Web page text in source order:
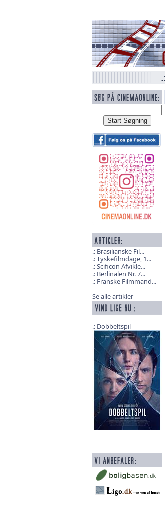
Brasilianske Fil...
Tyskefilmdage, 1...
Scificon Afvikle...
Berlinalen Nr. 7...
Franske Filmmand...
Se alle artikler
Dobbeltspil